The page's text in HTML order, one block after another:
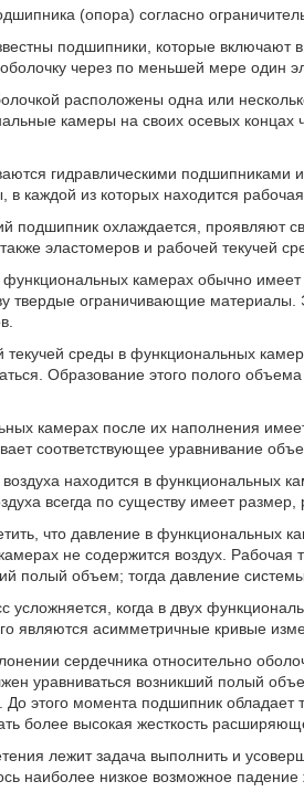
(опора) согласно
подшипники, которые
через по меньшей мере один
расположены одна или
камеры на своих осевых
гидравлическими подшипниками
каждой из которых находится рабочая
подшипник охлаждается,
эластомеров и рабочей текучей
функциональных камерах обычно
твердые ограничивающие
среды в функциональных
Образование этого полого
камерах после их наполнения
соответствующее уравнивание
находится в функциональных
всегда по существу имеет
что давление в функциональных
не содержится воздух. Рабочая
полый объем; тогда давление
когда в двух
являются асимметричные кривые
сердечника относительно
уравниваться возникший полый
этого момента подшипник обладает
более высокая жесткость
лежит задача выполнить и
наиболее низкое возможное падение